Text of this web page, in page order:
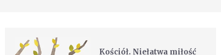
Kościół. Niełatwa miłość